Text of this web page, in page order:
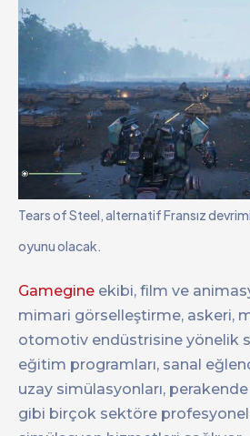
Tears of Steel, alternatif Fransız
oyunu olacak.
Gamegine ekibi, film ve
mimari görselleştirme, askeri,
otomotiv endüstrisine yönelik
eğitim programları, sanal
uzay simülasyonları,
gibi birçok sektöre